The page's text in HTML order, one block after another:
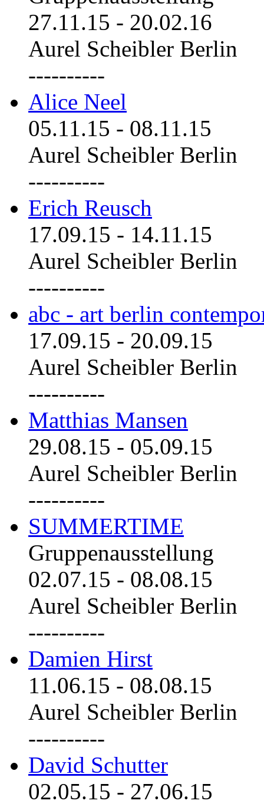
27.11.15 - 20.02.16
Aurel Scheibler Berlin
----------
Alice Neel
05.11.15 - 08.11.15
Aurel Scheibler Berlin
----------
Erich Reusch
17.09.15 - 14.11.15
Aurel Scheibler Berlin
----------
abc - art berlin
17.09.15 - 20.09.15
Aurel Scheibler Berlin
----------
Matthias Mansen
29.08.15 - 05.09.15
Aurel Scheibler Berlin
----------
SUMMERTIME
Gruppenausstellung
02.07.15 - 08.08.15
Aurel Scheibler Berlin
----------
Damien Hirst
11.06.15 - 08.08.15
Aurel Scheibler Berlin
----------
David Schutter
02.05.15 - 27.06.15